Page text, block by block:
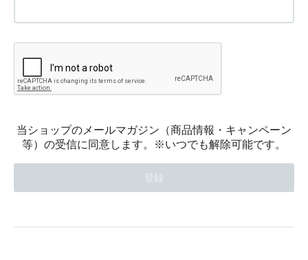
当ショップのメールマガジン（商品情報・キャンペーン
等）の受信に同意します。※いつでも解除可能です。